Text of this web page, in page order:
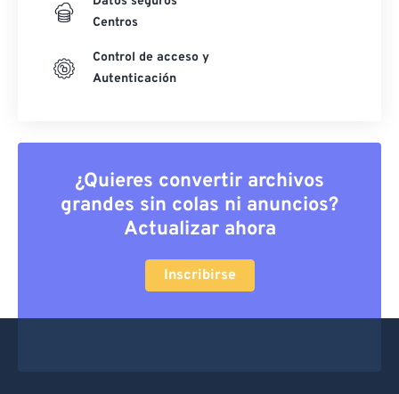
Centros
Control de acceso y
Autenticación
¿Quieres convertir archivos
grandes sin colas ni anuncios?
Actualizar ahora
Inscribirse